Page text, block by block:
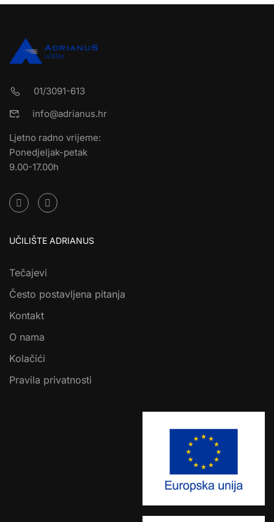
01/3091-613
info@adrianus.hr
Ljetno radno vrijeme:
Ponedjeljak-petak
9.00-17.00h
UČILIŠTE ADRIANUS
Tečajevi
Često postavljena pitanja
Kontakt
O nama
Kolačići
Pravila privatnosti